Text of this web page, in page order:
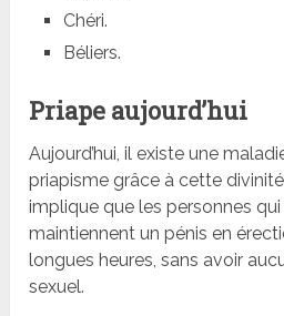
Chéri.
Béliers.
Priape aujourd’hui
Aujourd’hui, il existe une
priapisme grâce à cette
implique que les personnes
maintiennent un pénis en
longues heures, sans avoir
sexuel.